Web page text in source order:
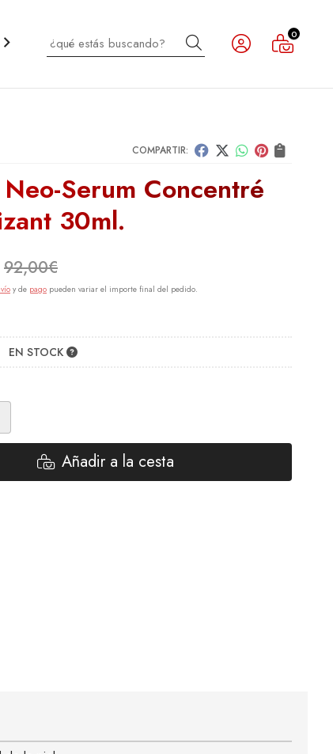
CABELLO INFANTIL NOVEDADES OUTLET
Buscar 0
COMPARTIR:
Neo-Serum Concentré
30ml.
92,00€
y de pago pueden variar el importe final del pedido.
EN STOCK
Añadir a la cesta